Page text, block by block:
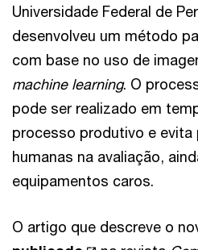
Universidade Federal de
desenvolveu um método
com base no uso de
machine learning. O
pode ser realizado em
processo produtivo e evita
humanas na avaliação,
equipamentos caros.
O artigo que descreve o